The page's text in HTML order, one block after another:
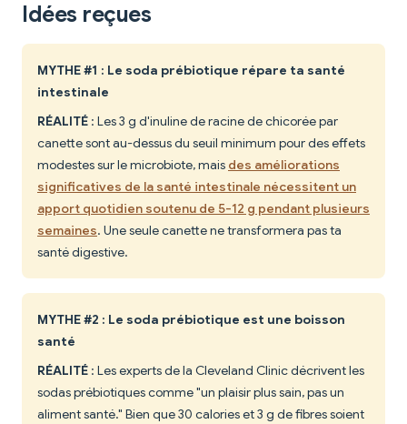
Idées reçues
MYTHE #1 : Le soda prébiotique répare ta santé
intestinale
RÉALITÉ : Les 3 g d'inuline de racine de chicorée par
canette sont au-dessus du seuil minimum pour des effets
modestes sur le microbiote, mais des améliorations
significatives de la santé intestinale nécessitent un
apport quotidien soutenu de 5-12 g pendant plusieurs
semaines. Une seule canette ne transformera pas ta
santé digestive.
MYTHE #2 : Le soda prébiotique est une boisson
santé
RÉALITÉ : Les experts de la Cleveland Clinic décrivent les
sodas prébiotiques comme "un plaisir plus sain, pas un
aliment santé." Bien que 30 calories et 3 g de fibres soient